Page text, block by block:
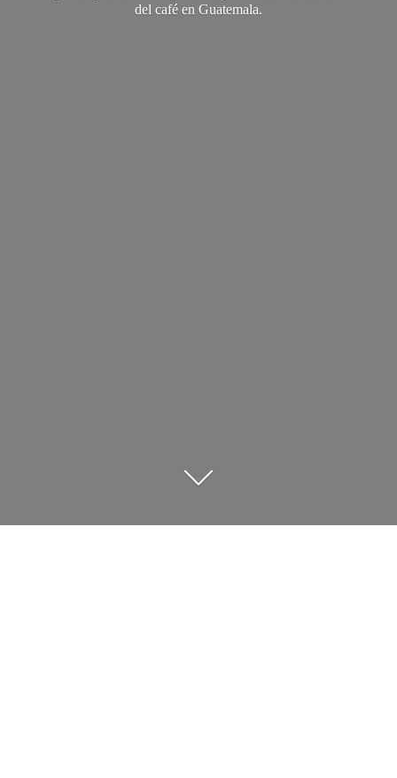
del café en Guatemala.